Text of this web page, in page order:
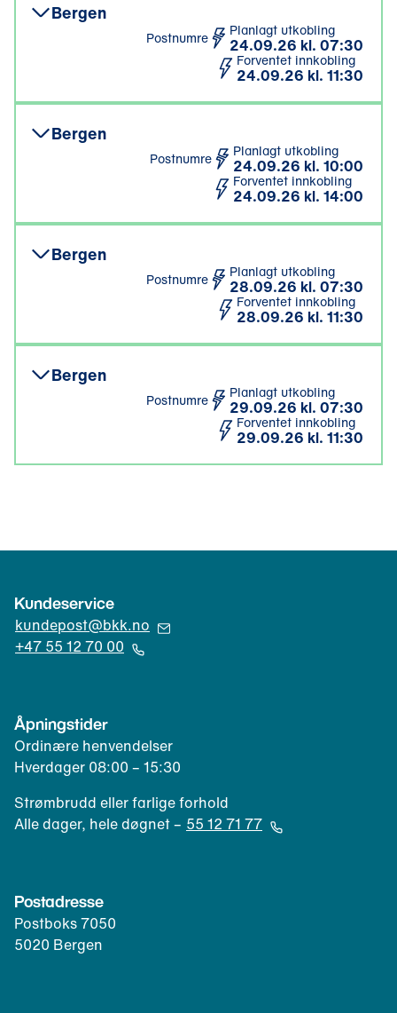
Bergen
Postnumre Planlagt utkobling
24.09.26 kl. 07:30
Forventet innkobling
24.09.26 kl. 11:30
Bergen
Postnumre Planlagt utkobling
24.09.26 kl. 10:00
Forventet innkobling
24.09.26 kl. 14:00
Bergen
Postnumre Planlagt utkobling
28.09.26 kl. 07:30
Forventet innkobling
28.09.26 kl. 11:30
Bergen
Postnumre Planlagt utkobling
29.09.26 kl. 07:30
Forventet innkobling
29.09.26 kl. 11:30
Kundeservice
kundepost@bkk.no
e
p
o
s
+47 55 12 70 00
p
n
e
r
t
e
o
n
k
Åpningstider
Ordinære henvendelser
Hverdager 08:00 – 15:30
Strømbrudd eller farlige forhold
Alle dager, hele døgnet – 55 12 71 77
p
n
e
r
Postadresse
Postboks 7050
5020 Bergen